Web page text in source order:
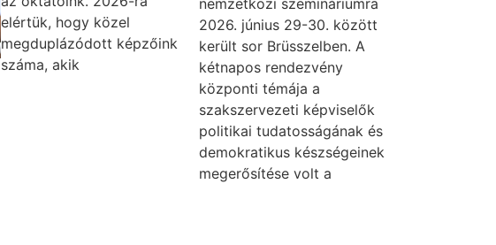
elértük, hogy közel
megduplázódott képzőink
száma, akik
2026. június 29-30. között
került sor Brüsszelben. A
kétnapos rendezvény
központi témája a
szakszervezeti képviselők
politikai tudatosságának és
demokratikus készségeinek
megerősítése volt a